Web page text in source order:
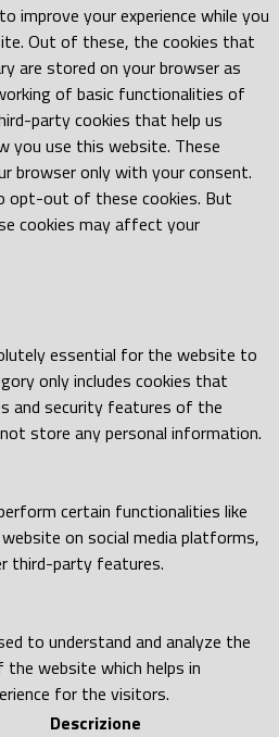
improve your experience while you
Out of these, the cookies that
are stored on your browser as
of basic functionalities of
party cookies that help us
you use this website. These
browser only with your consent.
opt-out of these cookies. But
cookies may affect your
essential for the website to
only includes cookies that
and security features of the
store any personal information.
certain functionalities like
on social media platforms,
third-party features.
to understand and analyze the
website which helps in
for the visitors.
Descrizione